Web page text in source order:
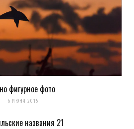
фигурное фото
6 ИЮНЯ 2015
названия 21